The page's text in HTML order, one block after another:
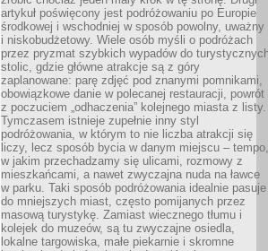
artykuł poświęcony jest podróżowaniu po Europie
środkowej i wschodniej w sposób powolny, uważny
i niskobudżetowy. Wiele osób myśli o podróżach
przez pryzmat szybkich wypadów do
stolic, gdzie główne atrakcje są z góry
zaplanowane: parę zdjęć pod znanymi pomnikami,
obowiązkowe danie w polecanej restauracji, powrót
z poczuciem „odhaczenia” kolejnego miasta z listy.
Tymczasem istnieje zupełnie inny styl
podróżowania, w którym to nie liczba atrakcji się
liczy, lecz sposób bycia w danym miejscu – tempo,
w jakim przechadzamy się ulicami, rozmowy z
mieszkańcami, a nawet zwyczajna nuda na ławce
w parku. Taki sposób podróżowania idealnie pasuje
do mniejszych miast, często pomijanych przez
masową turystykę. Zamiast wiecznego tłumu i
kolejek do muzeów, są tu zwyczajne osiedla,
lokalne targowiska, małe piekarnie i skromne